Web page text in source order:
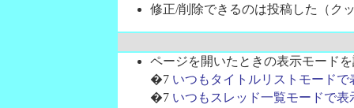
修正/削除できるのは投稿した（ク
ページを開いたときの表示モード
�7 いつもタイトルリストモードで
�7 いつもスレッド一覧モードで表